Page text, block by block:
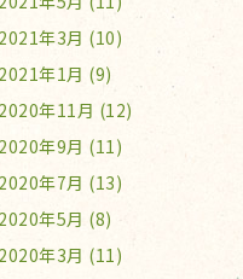
2021年3月 (10)
2021年1月 (9)
2020年11月 (12)
2020年9月 (11)
2020年7月 (13)
2020年5月 (8)
2020年3月 (11)